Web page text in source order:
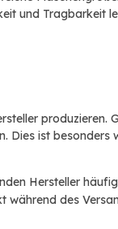
und Tragbarkeit
ist
Hersteller
während des